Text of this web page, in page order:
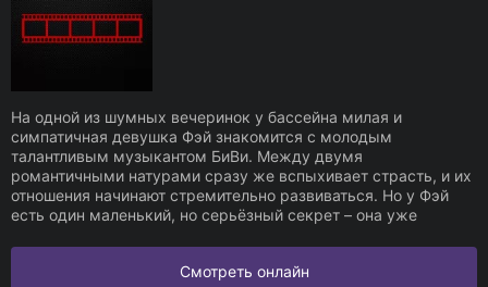
На одной из шумных вечеринок у бассейна милая и
симпатичная девушка Фэй знакомится с молодым
талантливым музыкантом БиВи. Между двумя
романтичными натурами сразу же вспыхивает страсть, и их
отношения начинают стремительно развиваться. Но у Фэй
есть один маленький, но серьёзный секрет – она уже
Смотреть онлайн